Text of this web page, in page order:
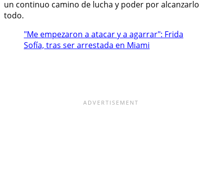
un continuo camino de lucha y poder por alcanzarlo
todo.
"Me empezaron a atacar y a agarrar": Frida
Sofía, tras ser arrestada en Miami